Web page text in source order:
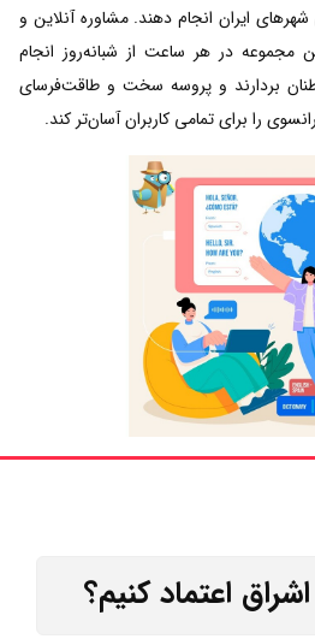
ایران انجام دهند. مشاوره آنلاین و
مجموعه در هر ساعت از شبانه‌روز انجام
بردارند و پروسه سخت و طاقت‌فرسای
را برای تمامی کاربران آسان‌تر کند.
اعتماد کنیم؟